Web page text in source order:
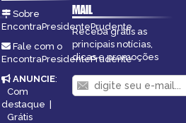
Sobre
EncontraPresidentePrudente
Fale com o
EncontraPresidentePrudente
ANUNCIE:
Com
destaque
Grátis
MAIL
Receba grátis as
principais notícias,
dicas e promoções